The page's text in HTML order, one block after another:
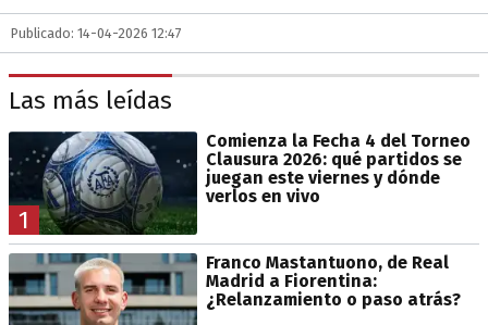
Publicado: 14-04-2026 12:47
Las más leídas
1
Comienza la Fecha 4 del Torneo
Clausura 2026: qué partidos se
juegan este viernes y dónde
verlos en vivo
Franco Mastantuono, de Real
Madrid a Fiorentina:
¿Relanzamiento o paso atrás?